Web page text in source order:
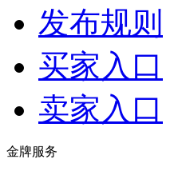
发布规则
买家入口
卖家入口
金牌服务